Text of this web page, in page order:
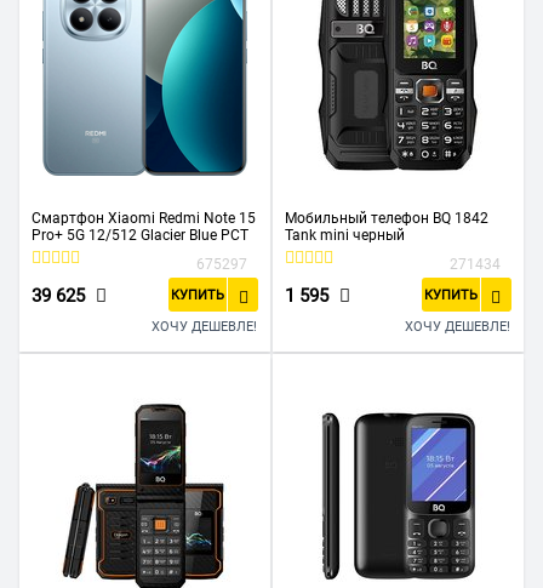
Смартфон Xiaomi Redmi Note 15
Pro+ 5G 12/512 Glacier Blue РСТ
675297
39 625 КУПИТЬ
ХОЧУ ДЕШЕВЛЕ!
Мобильный телефон BQ 1842
Tank mini черный
271434
1 595 КУПИТЬ
ХОЧУ ДЕШЕВЛЕ!